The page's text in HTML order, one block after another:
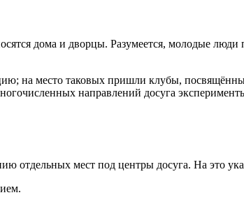
дома и дворцы. Разумеется, молодые
на место таковых пришли клубы,
направлений досуга
отдельных мест под центры досуга. На это